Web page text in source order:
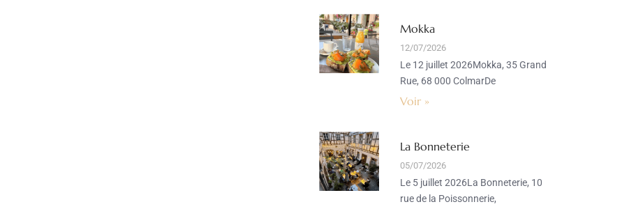
Mokka
12/07/2026
Le 12 juillet 2026Mokka, 35 Grand
Rue, 68 000 ColmarDe
Voir »
La Bonneterie
05/07/2026
Le 5 juillet 2026La Bonneterie, 10
rue de la Poissonnerie,